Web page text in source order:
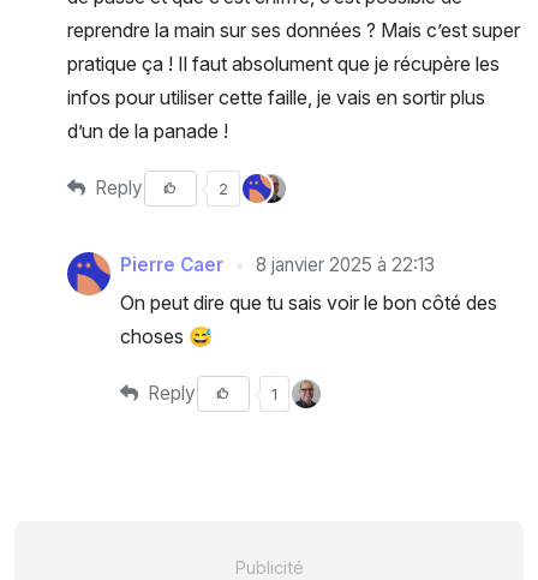
reprendre la main sur ses données ? Mais c’est super
pratique ça ! Il faut absolument que je récupère les
infos pour utiliser cette faille, je vais en sortir plus
d’un de la panade !
Reply 2
Pierre Caer 8 janvier 2025 à 22:13
On peut dire que tu sais voir le bon côté des
choses 😅
Reply 1